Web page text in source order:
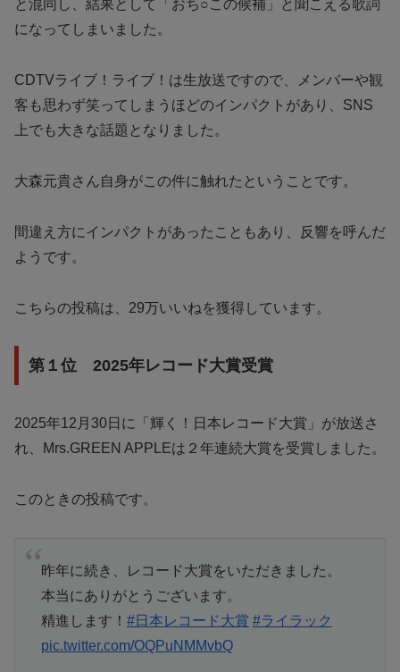
と混同し、結果として「おち○この候補」と聞こえる歌詞
になってしまいました。
CDTVライブ！ライブ！は生放送ですので、メンバーや観
客も思わず笑ってしまうほどのインパクトがあり、SNS
上でも大きな話題となりました。
大森元貴さん自身がこの件に触れたということです。
間違え方にインパクトがあったこともあり、反響を呼んだ
ようです。
こちらの投稿は、29万いいねを獲得しています。
第１位 2025年レコード大賞受賞
2025年12月30日に「輝く！日本レコード大賞」が放送さ
れ、Mrs.GREEN APPLEは２年連続大賞を受賞しました。
このときの投稿です。
昨年に続き、レコード大賞をいただきました。
本当にありがとうございます。
精進します！ #日本レコード大賞 #ライラック
pic.twitter.com/OQPuNMMvbQ